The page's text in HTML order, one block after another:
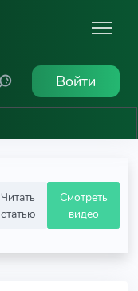
Войти
Читать
статью
Смотреть
видео